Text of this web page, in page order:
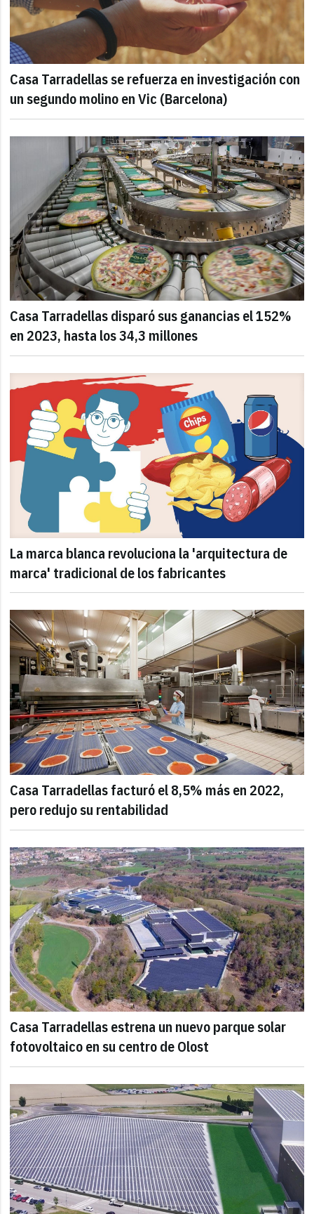
Casa Tarradellas se refuerza en investigación con
un segundo molino en Vic (Barcelona)
Casa Tarradellas disparó sus ganancias el 152%
en 2023, hasta los 34,3 millones
La marca blanca revoluciona la 'arquitectura de
marca' tradicional de los fabricantes
Casa Tarradellas facturó el 8,5% más en 2022,
pero redujo su rentabilidad
Casa Tarradellas estrena un nuevo parque solar
fotovoltaico en su centro de Olost